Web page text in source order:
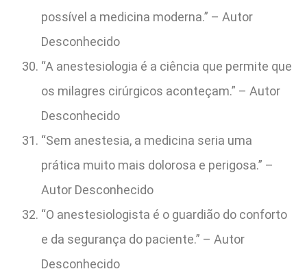
possível a medicina moderna.” – Autor
Desconhecido
“A anestesiologia é a ciência que permite que
os milagres cirúrgicos aconteçam.” – Autor
Desconhecido
“Sem anestesia, a medicina seria uma
prática muito mais dolorosa e perigosa.” –
Autor Desconhecido
“O anestesiologista é o guardião do conforto
e da segurança do paciente.” – Autor
Desconhecido